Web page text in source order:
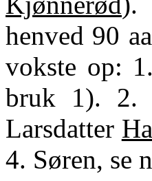
henved 90
vokste op:
bruk 1). 2.
Larsdatter
4. Søren, se